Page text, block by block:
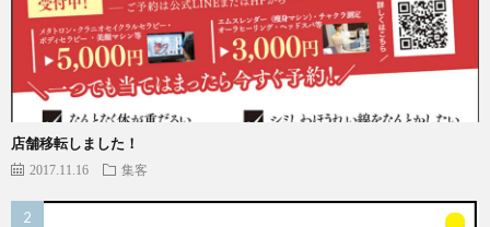
店舗移転しました！
2017.11.16 集客